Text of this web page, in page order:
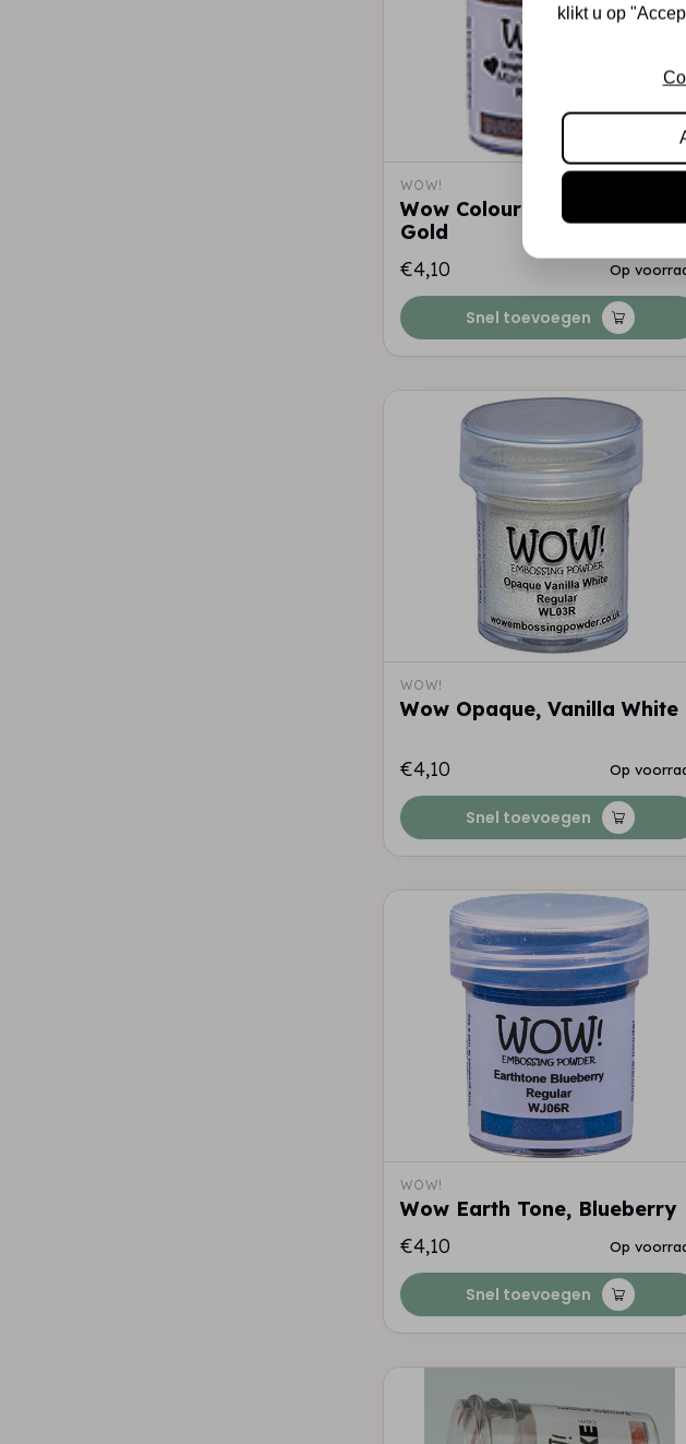
WOW!
Wow Colour Blends, Rose
Gold
€4,10
Op
Snel toevoegen
WOW!
Wow Opaque, Vanilla White
€4,10 Op
Snel toevoegen
WOW!
Wow Earth Tone, Blueberry
€4,10
Op
Snel toevoegen
klikt u op